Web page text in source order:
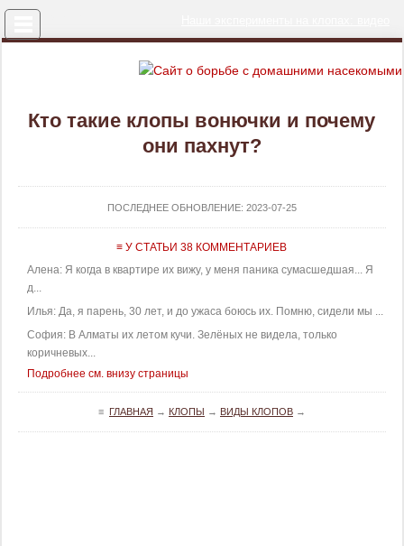
Кто такие клопы вонючки и почему
они пахнут?
ПОСЛЕДНЕЕ ОБНОВЛЕНИЕ: 2023-07-25
≡ У СТАТЬИ 38 КОММЕНТАРИЕВ
Алена: Я когда в квартире их вижу, у меня паника сумасшедшая... Я
д...
Илья: Да, я парень, 30 лет, и до ужаса боюсь их. Помню, сидели мы ...
София: В Алматы их летом кучи. Зелёных не видела, только
коричневых...
Подробнее см. внизу страницы
≡ ГЛАВНАЯ → КЛОПЫ → ВИДЫ КЛОПОВ→